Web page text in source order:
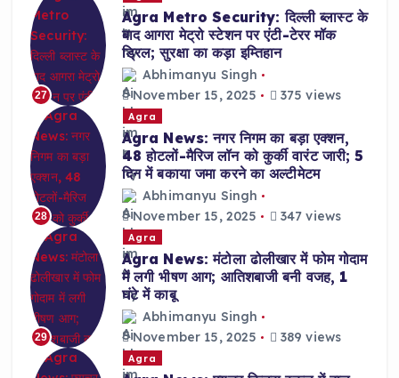
27
Agra Metro Security: दिल्ली ब्लास्ट के
बाद आगरा मेट्रो स्टेशन पर एंटी-टेरर मॉक
ड्रिल; सुरक्षा का कड़ा इम्तिहान
Abhimanyu Singh
November 15, 2025
375 views
28
Agra
Agra News: नगर निगम का बड़ा एक्शन,
48 होटलों-मैरिज लॉन को कुर्की वारंट जारी; 5
दिन में बकाया जमा करने का अल्टीमेटम
Abhimanyu Singh
November 15, 2025
347 views
29
Agra
Agra News: मंटोला ढोलीखार में फोम गोदाम
में लगी भीषण आग; आतिशबाजी बनी वजह, 1
घंटे में काबू
Abhimanyu Singh
November 15, 2025
389 views
Agra